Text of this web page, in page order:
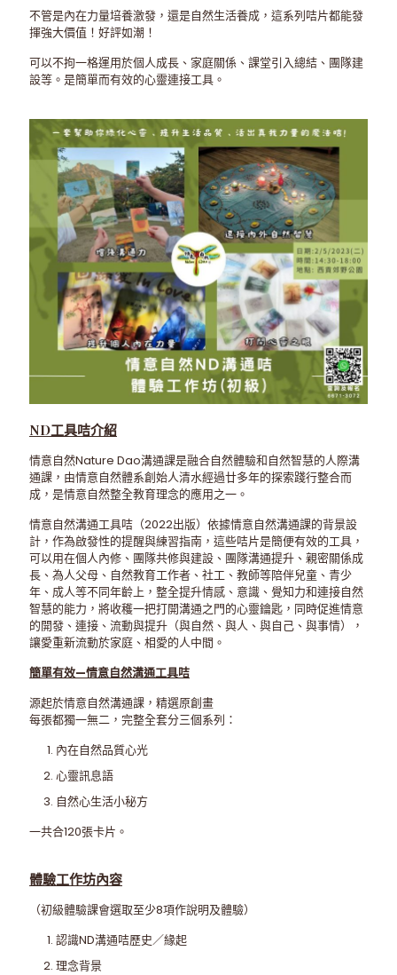
不管是內在力量培養激發，還是自然生活養成，這系列咭片都能發
揮強大價值！好評如潮！
可以不拘一格運用於個人成長、家庭關係、課堂引入總結、團隊建
設等。是簡單而有效的心靈連接工具。
ND工具咭介紹
情意自然Nature Dao溝通課是融合自然體驗和自然智慧的人際溝
通課，由情意自然體系創始人清水經過廿多年的探索踐行整合而
成，是情意自然整全教育理念的應用之一。
情意自然溝通工具咭（2022出版）依據情意自然溝通課的背景設
計，作為啟發性的提醒與練習指南，這些咭片是簡便有效的工具，
可以用在個人內修、團隊共修與建設、團隊溝通提升、親密關係成
長、為人父母、自然教育工作者、社工、教師等陪伴兒童、青少
年、成人等不同年齡上，整全提升情感、意識、覺知力和連接自然
智慧的能力，將收穫一把打開溝通之門的心靈鑰匙，同時促進情意
的開發、連接、流動與提升（與自然、與人、與自己、與事情），
讓愛重新流動於家庭、相愛的人中間。
簡單有效—情意自然溝通工具咭
源起於情意自然溝通課，精選原創畫
每張都獨一無二，完整全套分三個系列：
內在自然品質心光
心靈訊息語
自然心生活小秘方
一共合120張卡片。
體驗工作坊內容
（初級體驗課會選取至少8項作說明及體驗）
認識ND溝通咭歷史／緣起
理念背景